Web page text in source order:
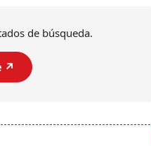
de búsqueda.
↗️
de Japón, provocando una